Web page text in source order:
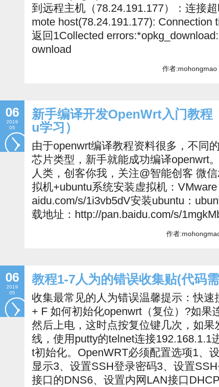
到远程主机（78.24.191.177）：连接
mote host(78.24.191.177): Connection
返回1Collected
ownload
作者
06
2019
05
新手编译开发OpenWrt入门教
u学习）
由于openwrt编译教程资料很多，不同
芯片类型，新手就能成功编译openwrt
人类，创客你我，关注@智能创客 微
拟机+ubuntu系统安装虚拟机：
aidu.com/s/1i3vb5dV安装ubuntu：
载地址：http://pan.baidu.com/s/
作者
06
2019
05
教程1-7人为的错误收集贴(代码
收集最常见的人为错误温馨提示：快
+ F 如何初始化openwrt（复位）?如果
然后上电，这时点按复位键几次，如
线，使用putty的telnet连接192.168.1.1
t初始化。OpenWRT必须配置选项1、
显示3、设置SSH登录密码3、设置
接口的DNS6、设置内网LAN接口